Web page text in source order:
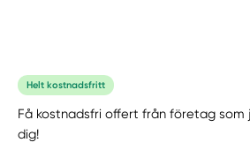
Helt kostnadsfritt
Få kostnadsfri offert från företag som
dig!